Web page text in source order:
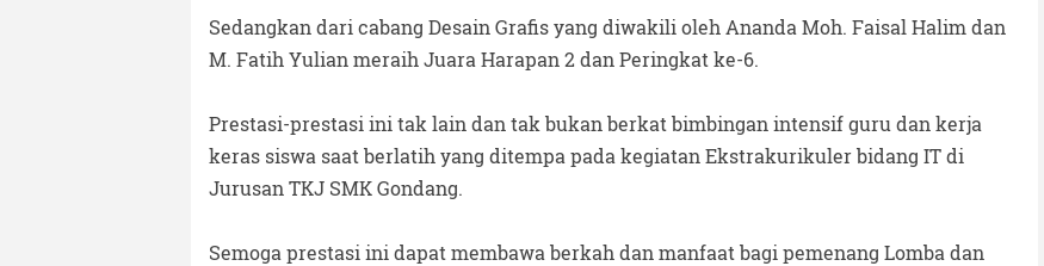
Sedangkan dari cabang Desain Grafis yang diwakili oleh Ananda Moh. Faisal Halim dan
M. Fatih Yulian meraih Juara Harapan 2 dan Peringkat ke-6.
Prestasi-prestasi ini tak lain dan tak bukan berkat bimbingan intensif guru dan kerja
keras siswa saat berlatih yang ditempa pada kegiatan Ekstrakurikuler bidang IT di
Jurusan TKJ SMK Gondang.
Semoga prestasi ini dapat membawa berkah dan manfaat bagi pemenang Lomba dan